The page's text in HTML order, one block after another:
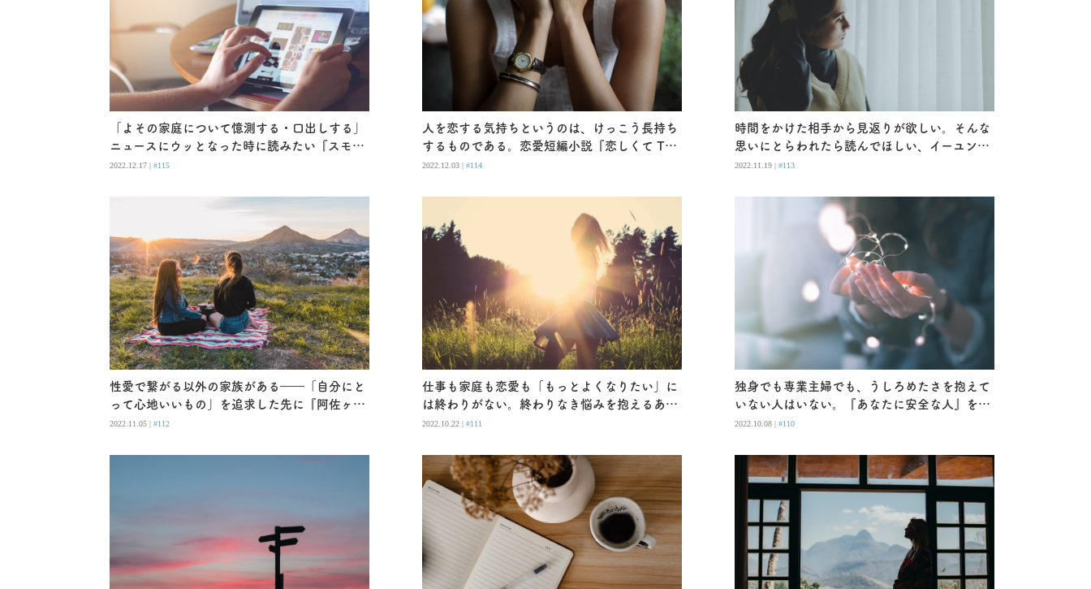
「よその家庭について憶測する・口出しする」
ニュースにウッとなった時に読みたい『スモー
ルワールズ』
2022.12.17 | #115
人を恋する気持ちというのは、けっこう長持ち
するものである。恋愛短編小説『恋しくて Ten
Selected Love Stories』
2022.12.03 | #114
時間をかけた相手から見返りが欲しい。そんな
思いにとらわれたら読んでほしい、イーユン・
リー『もう行かなくては』
2022.11.19 | #113
性愛で繋がる以外の家族がある――「自分にと
って心地いいもの」を追求した先に『阿佐ヶ谷
姉妹ののほほんふたり暮らし』
2022.11.05 | #112
仕事も家庭も恋愛も「もっとよくなりたい」に
は終わりがない。終わりなき悩みを抱えるあな
たへ『ライティングの哲学』
2022.10.22 | #111
独身でも専業主婦でも、うしろめたさを抱えて
いない人はいない。『あなたに安全な人』を読
むと、それがわかる。
2022.10.08 | #110